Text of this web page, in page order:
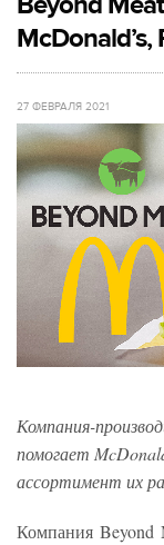
McDonald’s,
27 ФЕВРАЛЯ 2021
Компания-
помогает
ассортимент их
Компания Beyond